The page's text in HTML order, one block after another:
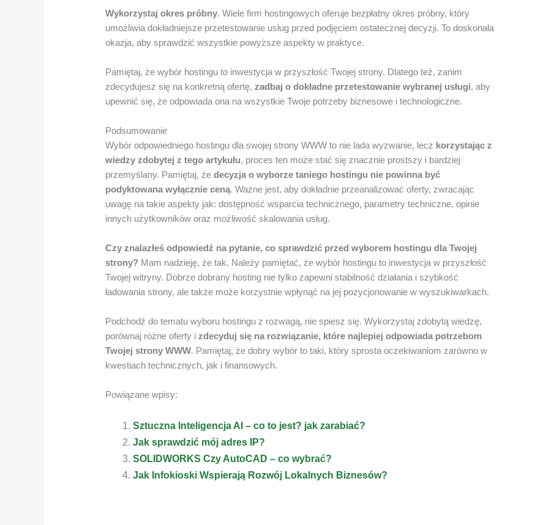
Wykorzystaj okres próbny. Wiele firm hostingowych oferuje bezpłatny okres próbny, który
umożliwia dokładniejsze przetestowanie usług przed podjęciem ostatecznej decyzji. To doskonała
okazja, aby sprawdzić wszystkie powyższe aspekty w praktyce.
Pamiętaj, że wybór hostingu to inwestycja w przyszłość Twojej strony. Dlatego też, zanim
zdecydujesz się na konkretną ofertę,zadbaj o dokładne przetestowanie wybranej usługi, aby
upewnić się, że odpowiada ona na wszystkie Twoje potrzeby biznesowe i technologiczne.
Podsumowanie
Wybór odpowiedniego hostingu dla swojej strony WWW to nie lada wyzwanie, lecz korzystając z
wiedzy zdobytej z tego artykułu, proces ten może stać się znacznie prostszy i bardziej
przemyślany. Pamiętaj, żedecyzja o wyborze taniego hostingu nie powinna być
podyktowana wyłącznie ceną. Ważne jest, aby dokładnie przeanalizować oferty, zwracając
uwagę na takie aspekty jak: dostępność wsparcia technicznego, parametry techniczne, opinie
innych użytkowników oraz możliwość skalowania usług.
Czy znalazłeś odpowiedź na pytanie, co sprawdzić przed wyborem hostingu dla Twojej
strony? Mam nadzieję, że tak. Należy pamiętać, że wybór hostingu to inwestycja w przyszłość
Twojej witryny. Dobrze dobrany hosting nie tylko zapewni stabilność działania i szybkość
ładowania strony, ale także może korzystnie wpłynąć na jej pozycjonowanie w wyszukiwarkach.
Podchodź do tematu wyboru hostingu z rozwagą, nie spiesz się. Wykorzystaj zdobytą wiedzę,
porównaj różne oferty izdecyduj się na rozwiązanie, które najlepiej odpowiada potrzebom
Twojej strony WWW. Pamiętaj, że dobry wybór to taki, który sprosta oczekiwaniom zarówno w
kwestiach technicznych, jak i finansowych.
Powiązane wpisy:
Sztuczna Inteligencja AI – co to jest? jak zarabiać?
Jak sprawdzić mój adres IP?
SOLIDWORKS Czy AutoCAD – co wybrać?
Jak Infokioski Wspierają Rozwój Lokalnych Biznesów?